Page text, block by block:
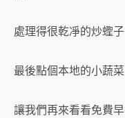
處理得很乾凈的炒蟶
最後點個本地的小蔬菜
讓我們再來看看免費